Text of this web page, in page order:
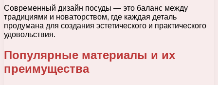
Современный дизайн посуды — это баланс между
традициями и новаторством, где каждая деталь
продумана для создания эстетического и практического
удовольствия.
Популярные материалы и их
преимущества